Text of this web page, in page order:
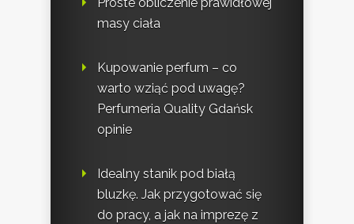
masy ciała
Kupowanie perfum – co
warto wziąć pod uwagę?
Perfumeria Quality Gdańsk
opinie
Idealny stanik pod białą
bluzkę. Jak przygotować się
do pracy, a jak na imprezę z